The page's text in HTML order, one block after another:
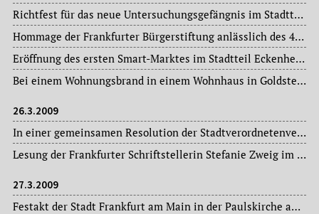
Richtfest für das neue Untersuchungsgefängnis im Stadtteil Preungesheim.
Hommage der Frankfurter Bürgerstiftung anlässlich des 40. Todestages des Frankfurter Soziologen und Philosophen Theodor W. Adorno (1903-1969) im Holzhausenschlösschen.
Eröffnung des ersten Smart-Marktes im Stadtteil Eckenheim – eine Einrichtung der Werkstatt Frankfurt.
Bei einem Wohnungsbrand in einem Wohnhaus in Goldstein kurz vor Mitternacht stirbt eine 87jährige Frau.
26.3.2009
In einer gemeinsamen Resolution der Stadtverordnetenversammlung verurteilen die Fraktionen von CDU, SPD, Grünen, FDP, Linken, FAG (Wählergemeinschaft Flughafenausbaugegner Frankfurt) und das Bürgerbündnis für Frankfurt (BFF) „Gewalt in der politischen Auseinandersetzung“. Hintergrund sind Angriffe auf Stadtverordnete der als rechtspopulistisch geltenden BFF nach dem Gedenken an die Bombenopfer des Zweiten Weltkrieges am 22. März d. J.
Lesung der Frankfurter Schriftstellerin Stefanie Zweig im Ignatz-Bubis-Gemeindezentrum.
27.3.2009
Festakt der Stadt Frankfurt am Main in der Paulskirche anlässlich der Verabschiedung und Verkündung der ersten deutschen Verfassung am 27. und 28. März 1849 in der Paulskirche. Die Festansprache hält Bundespräsident Prof. Dr. Horst Köhler.